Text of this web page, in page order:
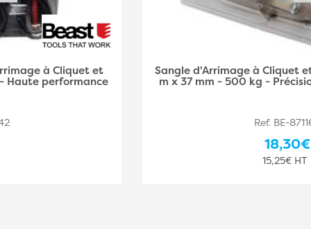
Sangle d'Arrimage à Cliquet et Crochets Fermés 4,5
m x 37 mm - 500 kg - Précision et fiabilité - Beast